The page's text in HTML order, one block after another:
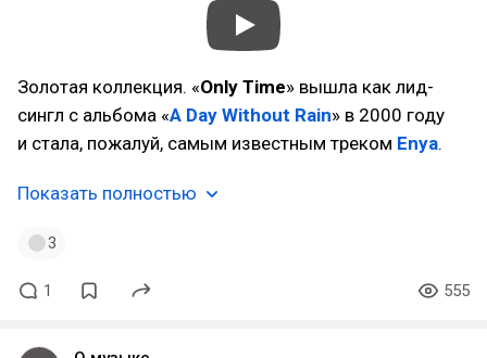
Золотая коллекция. «Only Time» вышла как лид-
сингл с альбома «A Day Without Rain» в 2000 году
и стала, пожалуй, самым известным треком Enya.
Показать полностью
3
1 555